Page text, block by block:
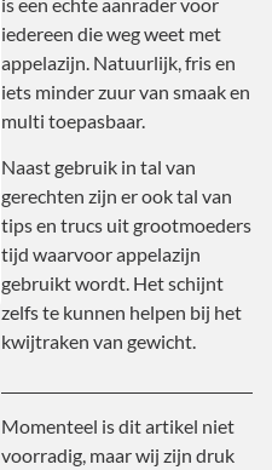
iedereen die weg weet met
appelazijn. Natuurlijk, fris en
iets minder zuur van smaak en
multi toepasbaar.
Naast gebruik in tal van
gerechten zijn er ook tal van
tips en trucs uit grootmoeders
tijd waarvoor appelazijn
gebruikt wordt. Het schijnt
zelfs te kunnen helpen bij het
kwijtraken van gewicht.
Momenteel is dit artikel niet
voorradig, maar wij zijn druk